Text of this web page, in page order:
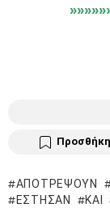
ΑΠΟΤΡΈΨΟΥΝ
ΈΣΤΗΣΑΝ
ΚΑΙ